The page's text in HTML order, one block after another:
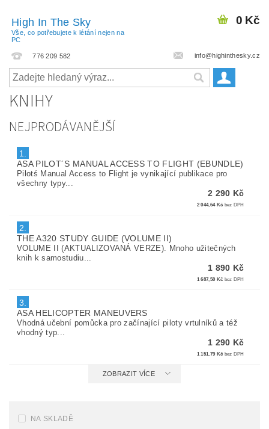
High In The Sky
Vše, co potřebujete k létání nejen na
PC
776 209 582 info@highinthesky.cz
0 Kč
KNIHY
NEJPRODÁVANĚJŠÍ
1.
ASA PILOT´S MANUAL ACCESS TO FLIGHT (EBUNDLE)
Pilotś Manual Access to Flight je vynikající publikace pro
všechny typy...
2 290 Kč
2 044,64 Kč bez DPH
2.
THE A320 STUDY GUIDE (VOLUME II)
VOLUME II (AKTUALIZOVANÁ VERZE). Mnoho užitečných
knih k samostudiu...
1 890 Kč
1 687,50 Kč bez DPH
3.
ASA HELICOPTER MANEUVERS
Vhodná učební pomůcka pro začínající piloty vrtulníků a též
vhodný typ...
1 290 Kč
1 151,79 Kč bez DPH
ZOBRAZIT VÍCE
NA SKLADĚ